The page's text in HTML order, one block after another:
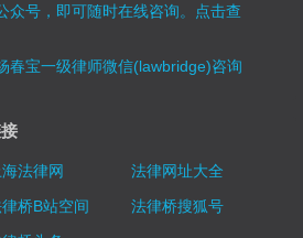
众号，即可随时在线咨询。 点击查
春宝一级律师微信(lawbridge)咨询
海法律网
法律网址大全
桥B站空间
法律桥搜狐号